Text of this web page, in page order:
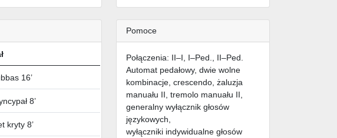
16’
8’
kryty 8’
Pomoce
Połączenia: II–I, I–Ped., II–Ped.
Automat pedałowy, dwie wolne
kombinacje, crescendo, żaluzja
manuału II, tremolo manuału II,
generalny wyłącznik głosów
językowych,
wyłączniki indywidualne głosów